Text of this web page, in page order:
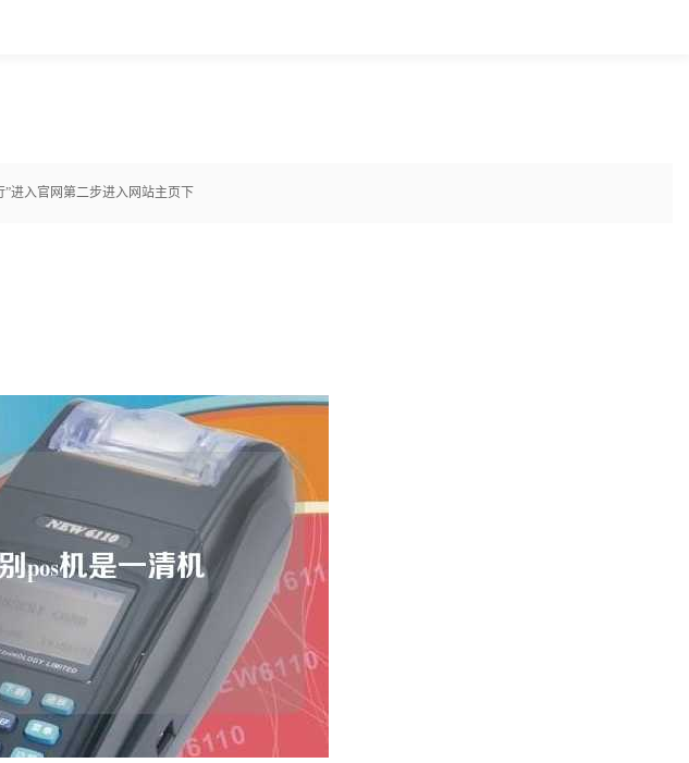
进入官网第二步进入网站主页下